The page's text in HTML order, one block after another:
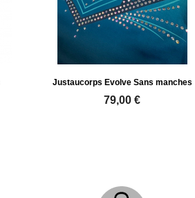
Justaucorps Evolve Sans manches
79,00 €